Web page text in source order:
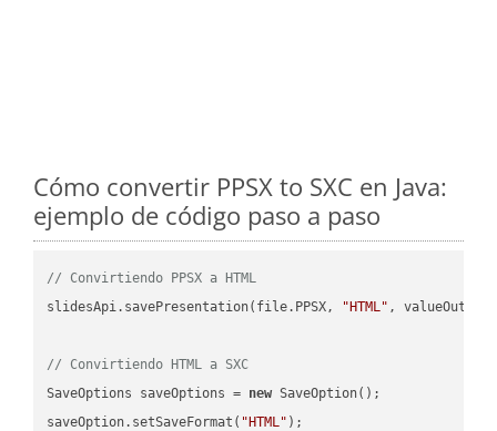
Cómo convertir PPSX to SXC en Java:
ejemplo de código paso a paso
// Convirtiendo PPSX a HTML
slidesApi.savePresentation(file.PPSX,
"HTML" ,
// Convirtiendo HTML a SXC
SaveOptions saveOptions = new SaveOption();
saveOption.setSaveFormat( "HTML" );